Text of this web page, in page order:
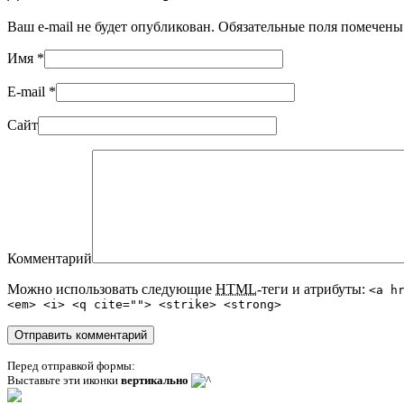
Ваш e-mail не будет опубликован. Обязательные поля помечены
Имя *
E-mail *
Сайт
Комментарий
Можно использовать следующие HTML-теги и атрибуты: <a
<em> <i> <q cite=""> <strike> <strong>
Перед отправкой формы:
Выставьте эти иконки вертикально